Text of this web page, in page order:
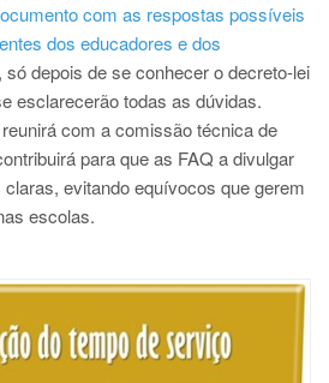
com as respostas possíveis
dos educadores e dos
só depois de se conhecer o decreto-lei
esclarecerão todas as dúvidas.
com a comissão técnica de
para que as FAQ a divulgar
evitando equívocos que gerem
escolas.